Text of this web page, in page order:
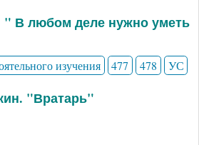
" В любом деле нужно уметь
изучения 477 478 УС
"Вратарь"